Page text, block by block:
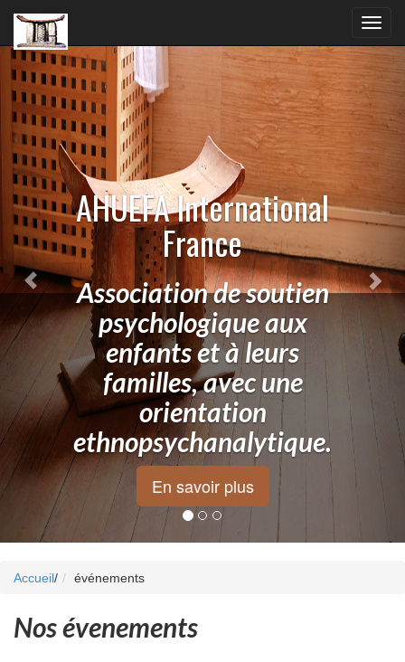
AHUEFA International
France
Association de soutien
psychologique aux
enfants et à leurs
familles, avec une
orientation
ethnopsychanalytique.
En savoir plus
Previous
Accueil/ événements
Nos évenements